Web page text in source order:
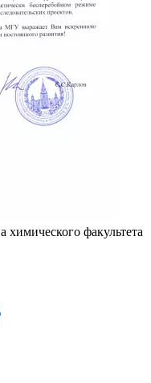
факультета